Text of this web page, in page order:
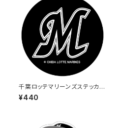
千葉ロッテマリーンズステッカー
6
¥440